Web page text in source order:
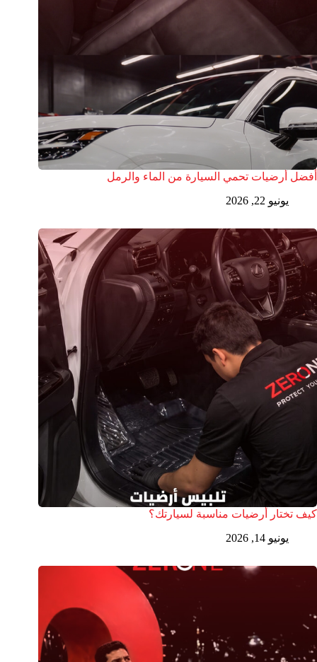
أفضل أرضيات تحمي السيارة من الماء والرمل
يونيو 22, 2026
كيف تختار أرضيات مناسبة لسيارتك؟
يونيو 14, 2026